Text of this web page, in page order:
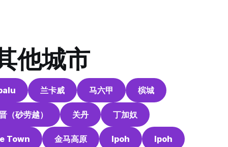
他城市
兰卡威 马六甲 槟城
（砂劳越） 关丹 丁加奴
Town 金马高原 Ipoh Ipoh